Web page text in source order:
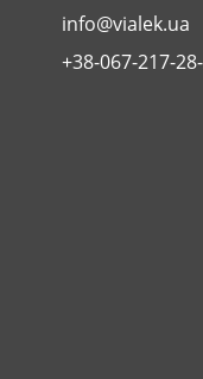
info@vialek.ua
+38-067-217-